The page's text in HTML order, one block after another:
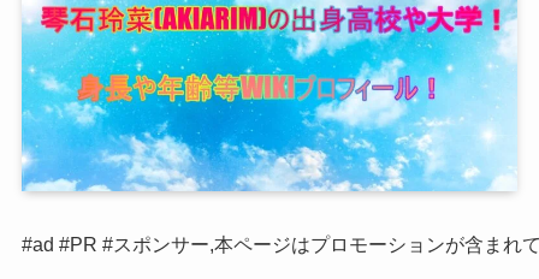
#ad #PR #スポンサー,本ページはプロモーションが含まれ